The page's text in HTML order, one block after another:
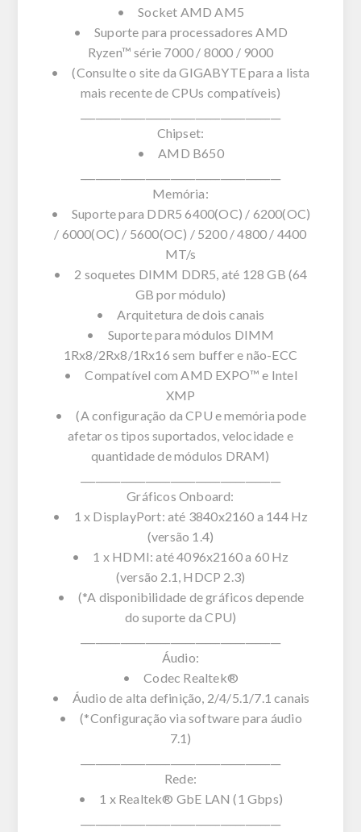
• Socket AMD AM5
• Suporte para processadores AMD
Ryzen™ série 7000 / 8000 / 9000
• (Consulte o site da GIGABYTE para a lista
mais recente de CPUs compatíveis)
Chipset:
• AMD B650
Memória:
• Suporte para DDR5 6400(OC) / 6200(OC)
/ 6000(OC) / 5600(OC) / 5200 / 4800 / 4400
MT/s
• 2 soquetes DIMM DDR5, até 128 GB (64
GB por módulo)
• Arquitetura de dois canais
• Suporte para módulos DIMM
1Rx8/2Rx8/1Rx16 sem buffer e não-ECC
• Compatível com AMD EXPO™ e Intel
XMP
• (A configuração da CPU e memória pode
afetar os tipos suportados, velocidade e
quantidade de módulos DRAM)
Gráficos Onboard:
• 1 x DisplayPort: até 3840x2160 a 144 Hz
(versão 1.4)
• 1 x HDMI: até 4096x2160 a 60 Hz
(versão 2.1, HDCP 2.3)
• (*A disponibilidade de gráficos depende
do suporte da CPU)
Áudio:
• Codec Realtek®
• Áudio de alta definição, 2/4/5.1/7.1 canais
• (*Configuração via software para áudio
7.1)
Rede:
• 1 x Realtek® GbE LAN (1 Gbps)